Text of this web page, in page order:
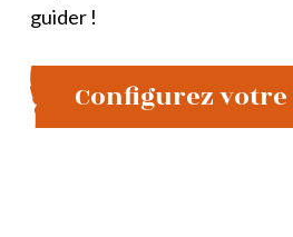
guider !
Configurez